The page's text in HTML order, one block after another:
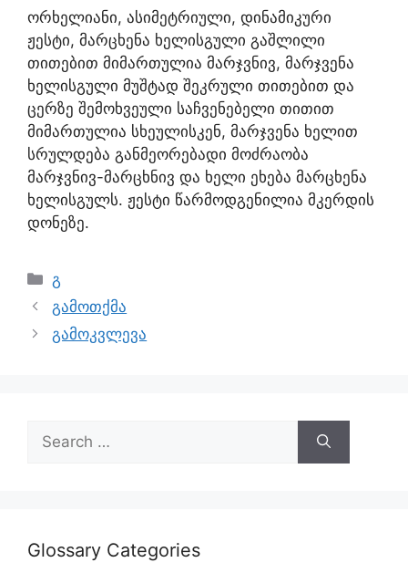
ორხელიანი, ასიმეტრიული, დინამიკური
ჟესტი, მარცხენა ხელისგული გაშლილი
თითებით მიმართულია მარჯვნივ, მარჯვენა
ხელისგული მუშტად შეკრული თითებით და
ცერზე შემოხვეული საჩვენებელი თითით
მიმართულია სხეულისკენ, მარჯვენა ხელით
სრულდება განმეორებადი მოძრაობა
მარჯვნივ-მარცხნივ და ხელი ეხება მარცხენა
ხელისგულს. ჟესტი წარმოდგენილია მკერდის
დონეზე.
გ
გამოთქმა
გამოკვლევა
Glossary Categories